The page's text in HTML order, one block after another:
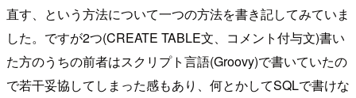
直す、という方法について一つの方法を書き記してみていま
した。ですが2つ(CREATE TABLE文、コメント付与文)書い
た方のうちの前者はスクリプト言語(Groovy)で書いていたの
で若干妥協してしまった感もあり、何とかしてSQLで書けな